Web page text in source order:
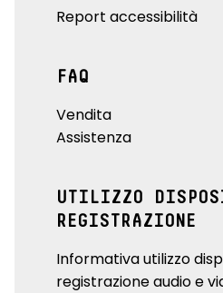
Report accessibilità
FAQ
Vendita
Assistenza
UTILIZZO
REGISTRAZIONE
Informativa utilizzo
registrazione audio e